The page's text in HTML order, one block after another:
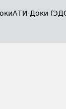
АТИ-Доки